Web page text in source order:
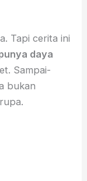
Tapi cerita ini
daya
Sampai-
bukan